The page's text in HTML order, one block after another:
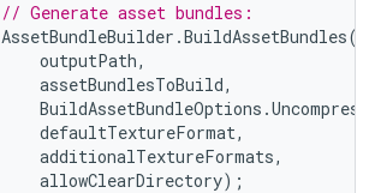
// Generate asset bundles:
AssetBundleBuilder .BuildAssetBundles(
outputPath,
assetBundlesToBuild,
BuildAssetBundleOptions .
defaultTextureFormat,
additionalTextureFormats,
allowClearDirectory);